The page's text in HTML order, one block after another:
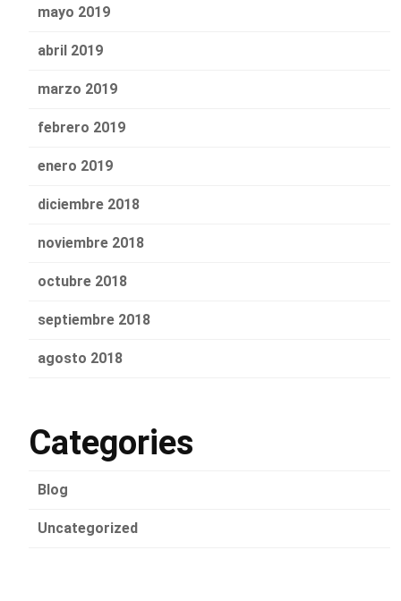
mayo 2019
abril 2019
marzo 2019
febrero 2019
enero 2019
diciembre 2018
noviembre 2018
octubre 2018
septiembre 2018
agosto 2018
Categories
Blog
Uncategorized